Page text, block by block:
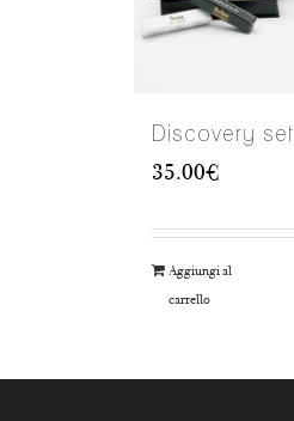
Discovery set
35.00€
Aggiungi al
carrello